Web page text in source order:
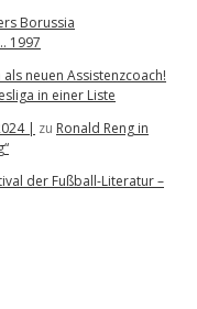
Borussia
1997
neuen Assistenzcoach!
in einer Liste
| zu Ronald Reng in
der Fußball-Literatur –